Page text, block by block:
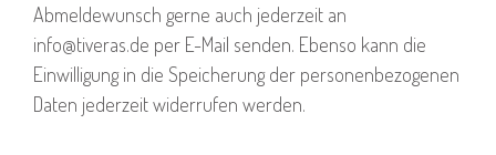
Abmeldewunsch gerne auch jederzeit an
info@tiveras.de per E-Mail senden. Ebenso kann die
Einwilligung in die Speicherung der personenbezogenen
Daten jederzeit widerrufen werden.